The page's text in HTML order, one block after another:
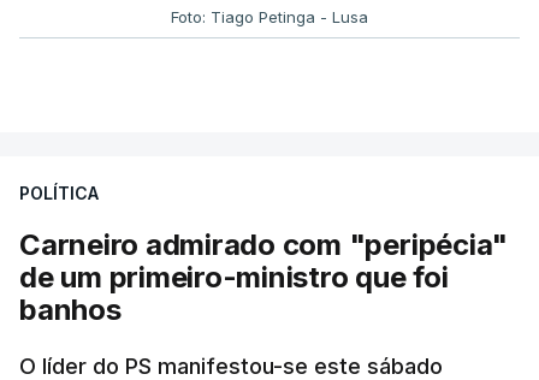
Foto: Tiago Petinga - Lusa
POLÍTICA
Carneiro admirado com "peripécia"
de um primeiro-ministro que foi
banhos
O líder do PS manifestou-se este sábado